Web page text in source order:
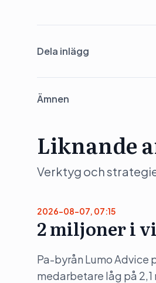
Dela inlägg
Ämnen
Liknande
Verktyg och
2026-08-07, 07:15
2 miljoner i
Pa-byrån Lumo Advice
medarbetare låg på 2,1